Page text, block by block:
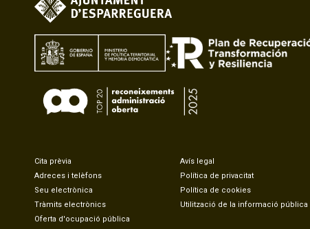
Cita prèvia
Adreces i telèfons
Seu electrònica
Tràmits electrònics
Oferta d'ocupació pública
Avís legal
Política de privacitat
Política de cookies
Utilització de la informació pública